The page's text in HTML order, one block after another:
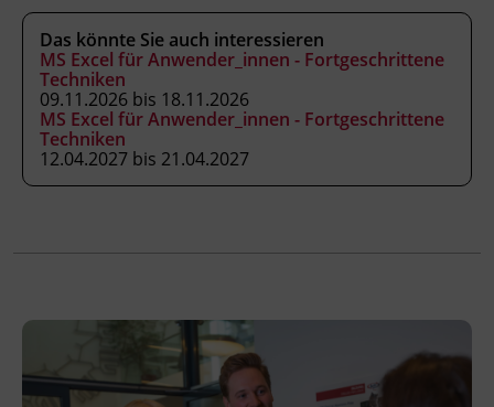
Felder und Formulare aufbauen und
wiederkehrende Schreibaufgaben damit
automatisieren.
Daten mit anderen Programmen
austauschen und Dokumente
gemeinsam im Team bearbeiten.
MS Word an die eigenen Arbeitsabläufe
Kursformat
Präsenzunterricht
Das könnte Sie auch interessieren
MS Excel für Anwender_innen - Fortgeschrittene
Techniken
09.11.2026 bis 18.11.2026
MS Excel für Anwender_innen - Fortgeschrittene
Techniken
12.04.2027 bis 21.04.2027